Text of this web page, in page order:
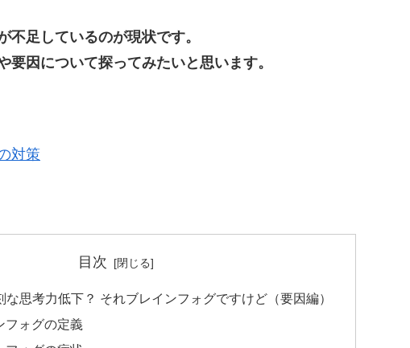
不足しているのが現状です。
要因について探ってみたいと思います。
対策
目次
な思考力低下？ それブレインフォグですけど（要因編）
フォグの定義